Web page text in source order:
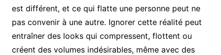
est différent, et ce qui flatte une personne peut ne
pas convenir à une autre. Ignorer cette réalité peut
entraîner des looks qui compressent, flottent ou
créent des volumes indésirables, même avec des